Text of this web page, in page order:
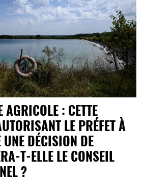
AGRICOLE : CETTE
LE PRÉFET À
DÉCISION DE
T-ELLE LE CONSEIL
?